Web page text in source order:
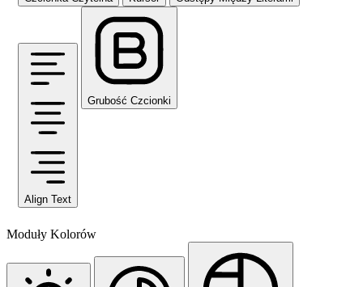
Align Text
Grubość Czcionki
Moduły Kolorów